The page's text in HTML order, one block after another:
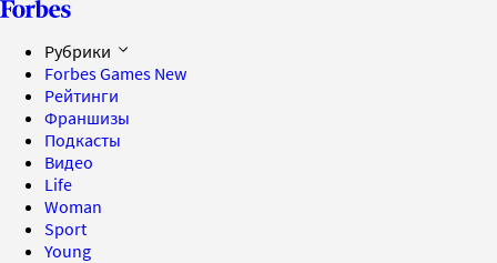
Рубрики
Forbes Games New
Рейтинги
Франшизы
Подкасты
Видео
Life
Woman
Sport
Young